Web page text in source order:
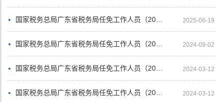
国家税务总局广东省税务局任免工作人员（2024年12月） 2025-06-19
国家税务总局广东省税务局任免工作人员（2024年3月） 2024-09-02
国家税务总局广东省税务局任免工作人员（2024年2月） 2024-03-12
国家税务总局广东省税务局任免工作人员（2024年1月） 2024-03-12